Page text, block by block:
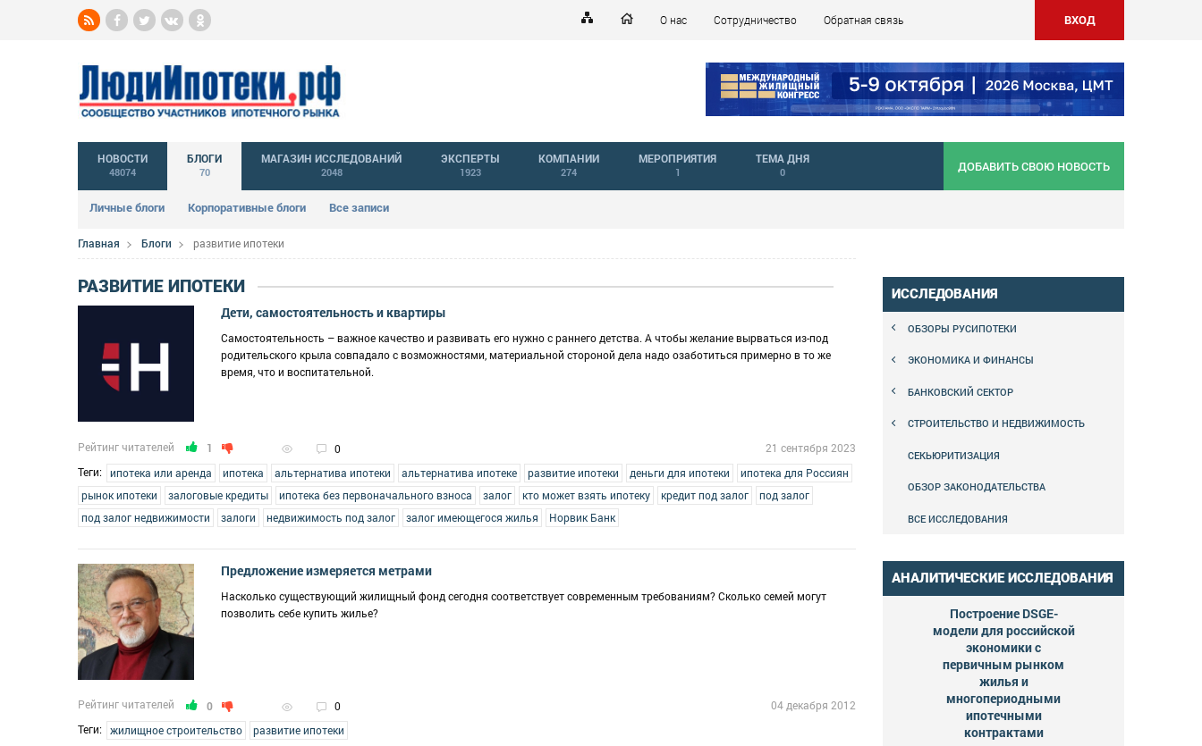
О нас Сотрудничество Обратная связь ВХОД
НОВОСТИ
48074
БЛОГИ
70
Личные блоги Корпоративные блоги Все записи
МАГАЗИН ИССЛЕДОВАНИЙ
2048
ЭКСПЕРТЫ
1923
КОМПАНИИ
274
МЕРОПРИЯТИЯ
1
ТЕМА ДНЯ
0 ДОБАВИТЬ СВОЮ НОВОСТЬ
Главная Блоги развитие ипотеки
РАЗВИТИЕ ИПОТЕКИ
Дети, самостоятельность и квартиры
Самостоятельность – важное качество и развивать его нужно с раннего детства. А чтобы желание вырваться из-под
родительского крыла совпадало с возможностями, материальной стороной дела надо озаботиться примерно в то же
время, что и воспитательной.
Рейтинг читателей 1 0
21 сентября 2023
Теги:
ипотека или аренда ипотека альтернатива ипотеки альтернатива ипотеке развитие ипотеки деньги для ипотеки
ипотека для Россиян
рынок ипотеки
залоговые кредиты ипотека без первоначального взноса залог кто может взять ипотеку кредит под залог
под залог
под залог недвижимости
залоги недвижимость под залог залог имеющегося жилья Норвик Банк
Предложение измеряется метрами
Насколько существующий жилищный фонд сегодня соответствует современным требованиям? Сколько семей могут
позволить себе купить жилье?
Рейтинг читателей 0 0
04 декабря 2012
Теги:
жилищное строительство развитие ипотеки
ИССЛЕДОВАНИЯ
ОБЗОРЫ РУСИПОТЕКИ
ЭКОНОМИКА И ФИНАНСЫ
БАНКОВСКИЙ СЕКТОР
СТРОИТЕЛЬСТВО И НЕДВИЖИМОСТЬ
СЕКЬЮРИТИЗАЦИЯ
ОБЗОР ЗАКОНОДАТЕЛЬСТВА
ВСЕ ИССЛЕДОВАНИЯ
АНАЛИТИЧЕСКИЕ ИССЛЕДОВАНИЯ
Построение DSGE-
модели для российской
экономики с
первичным рынком
жилья и
многопериодными
ипотечными
контрактами